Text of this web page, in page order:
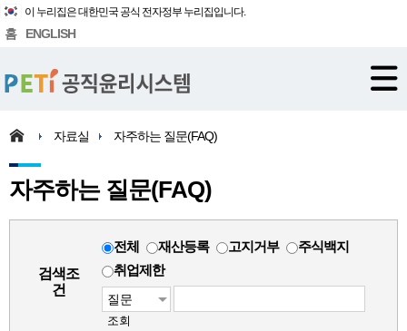
이 누리집은 대한민국 공식 전자정부 누리집입니다.
홈 ENGLISH
자료실 자주하는 질문(FAQ)
자주하는 질문(FAQ)
검색조
건
전체 재산등록 고지거부
주식백지
취업제한
조회